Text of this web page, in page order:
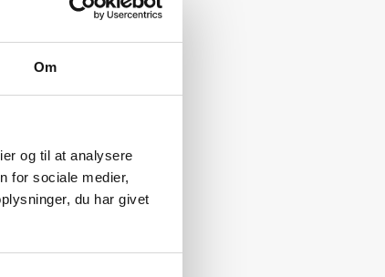
Om
og til at analysere
for sociale medier,
du har givet